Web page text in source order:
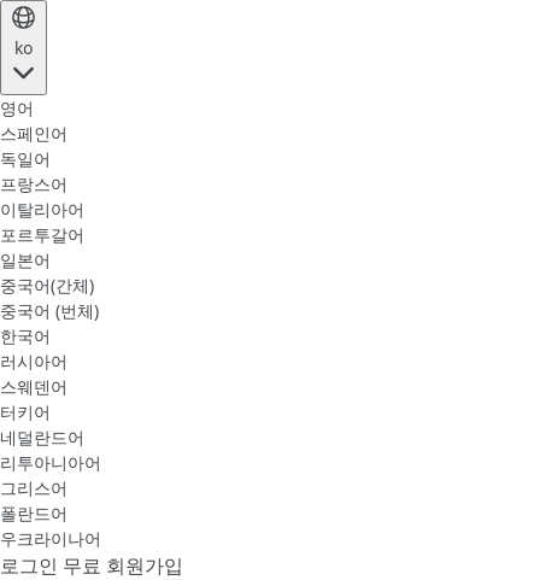
ko
영어
스페인어
독일어
프랑스어
이탈리아어
포르투갈어
일본어
중국어(간체)
중국어 (번체)
한국어
러시아어
스웨덴어
터키어
네덜란드어
리투아니아어
그리스어
폴란드어
우크라이나어
로그인 무료 회원가입